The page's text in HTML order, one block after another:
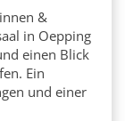
&
in Oepping
einen Blick
Ein
und einer